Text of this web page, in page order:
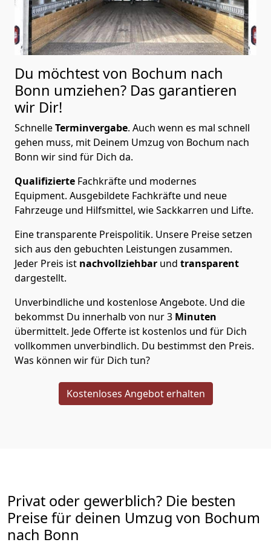
Du möchtest von Bochum nach
Bonn umziehen? Das garantieren
wir Dir!
SchnelleTerminvergabe. Auch wenn es mal schnell
gehen muss, mit Deinem Umzug von Bochum nach
Bonn wir sind für Dich da.
Qualifizierte Fachkräfte und modernes
Equipment. Ausgebildete Fachkräfte und neue
Fahrzeuge und Hilfsmittel, wie Sackkarren und Lifte.
Eine transparente Preispolitik. Unsere Preise setzen
sich aus den gebuchten Leistungen zusammen.
Jeder Preis ist nachvollziehbar und transparent
dargestellt.
Unverbindliche und kostenlose Angebote. Und die
bekommst Du innerhalb von nur3 Minuten
übermittelt. Jede Offerte ist kostenlos und für Dich
vollkommen unverbindlich. Du bestimmst den Preis.
Was können wir für Dich tun?
Kostenloses Angebot erhalten
Privat oder gewerblich? Die besten
Preise für deinen Umzug von Bochum
nach Bonn